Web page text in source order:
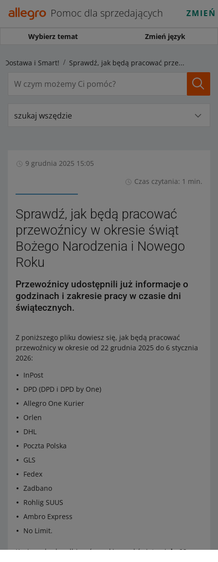
Pomoc dla sprzedających
Wybierz temat Zmień język
Dostawa i Smart! Sprawdź, jak będą pracować przewoźnicy w okresie świąt Bożego Narodzenia i Nowego Roku
szukaj wszędzie
9 grudnia 2025 15:05
Czas czytania: 1 min.
Sprawdź, jak będą pracować
przewoźnicy w okresie świąt
Bożego Narodzenia i Nowego
Roku
Przewoźnicy udostępnili już informacje o
godzinach i zakresie pracy w czasie dni
świątecznych.
Z poniższego pliku dowiesz się, jak będą pracować
przewoźnicy w okresie od 22 grudnia 2025 do 6 stycznia
2026:
InPost
DPD (DPD i DPD by One)
Allegro One Kurier
Orlen
DHL
Poczta Polska
GLS
Fedex
Zadbano
Rohlig SUUS
Ambro Express
No Limit.
Kurierzy będą odbierać paczki przed świętamido 23